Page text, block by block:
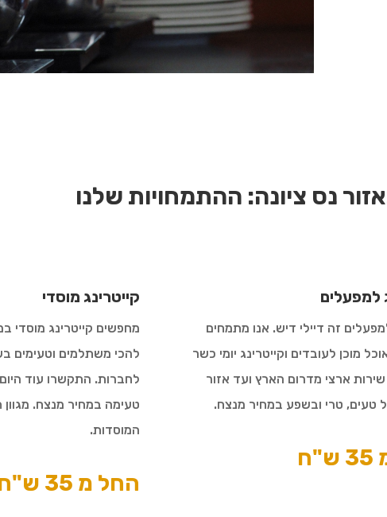
נס ציונה: ההתמחויות שלנו
קייטרינג מוסדי
מחפשים קייטרינג מוסדי
להכי משתלמים וטעימים
לחברות. התקשרו עוד
טעימה במחיר מנצח. מגוון
המוסדות.
החל מ 35 ש"ח
למפעלים
זה דיילי דיש. אנו מתמחים
מוכן לעובדים וקייטרינג יומי כשר
ארצי מדרום הארץ ועד אזור
טעים, טרי ובשפע במחיר מנצח.